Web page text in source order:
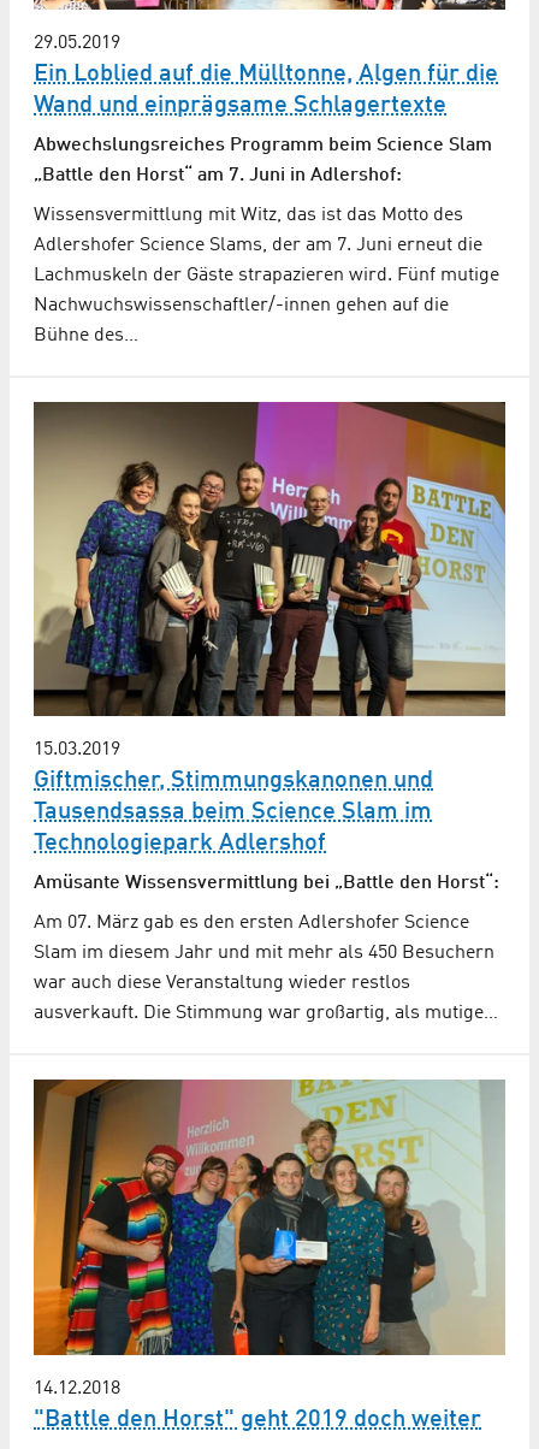
29.05.2019
Ein Loblied auf die Mülltonne, Algen für die
Wand und einprägsame Schlagertexte
Abwechslungsreiches Programm beim Science Slam
„Battle den Horst“ am 7. Juni in Adlershof:
Wissensvermittlung mit Witz, das ist das Motto des
Adlershofer Science Slams, der am 7. Juni erneut die
Lachmuskeln der Gäste strapazieren wird. Fünf mutige
Nachwuchswissenschaftler/-innen gehen auf die
Bühne des…
15.03.2019
Giftmischer, Stimmungskanonen und
Tausendsassa beim Science Slam im
Technologiepark Adlershof
Amüsante Wissensvermittlung bei „Battle den Horst“:
Am 07. März gab es den ersten Adlershofer Science
Slam im diesem Jahr und mit mehr als 450 Besuchern
war auch diese Veranstaltung wieder restlos
ausverkauft. Die Stimmung war großartig, als mutige…
14.12.2018
"Battle den Horst" geht 2019 doch weiter